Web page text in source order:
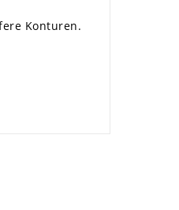
Konturen.